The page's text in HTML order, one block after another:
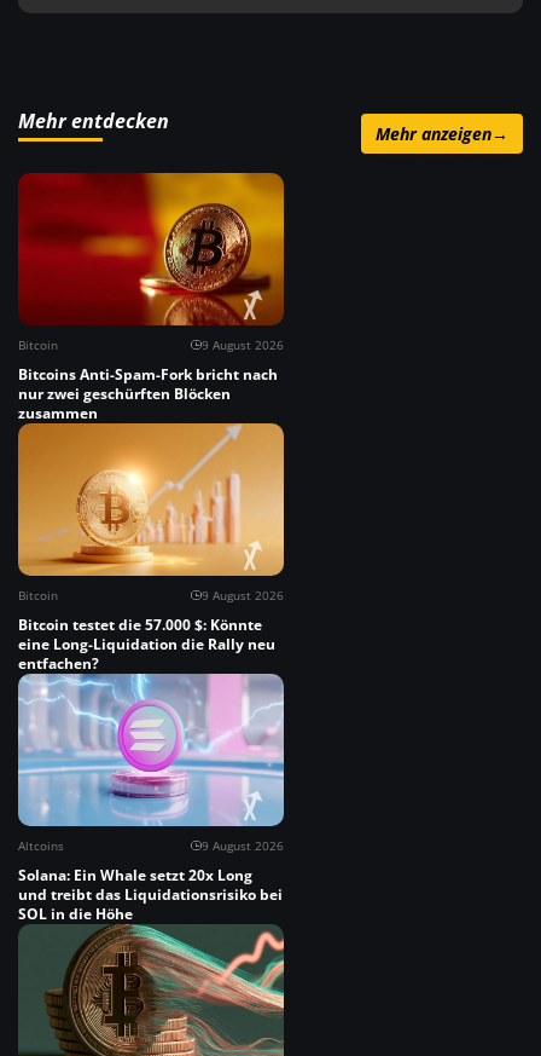
Mehr entdecken Mehr anzeigen→
Bitcoin 9 August 2026
Bitcoins Anti-Spam-Fork bricht nach
nur zwei geschürften Blöcken
zusammen
Bitcoin 9 August 2026
Bitcoin testet die 57.000 $: Könnte
eine Long-Liquidation die Rally neu
entfachen?
Altcoins 9 August 2026
Solana: Ein Whale setzt 20x Long
und treibt das Liquidationsrisiko bei
SOL in die Höhe